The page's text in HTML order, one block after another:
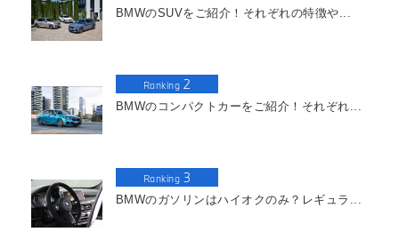
BMWのSUVをご紹介！それぞれの特徴や...
Ranking 2
BMWのコンパクトカーをご紹介！それぞれ...
Ranking 3
BMWのガソリンはハイオクのみ？レギュラ...